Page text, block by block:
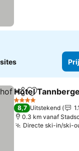
DelenToevoegen
Hotel
4 Sterren
8,7 Uitstekend
0.3 km vanaf
Directe ski-in/ski-